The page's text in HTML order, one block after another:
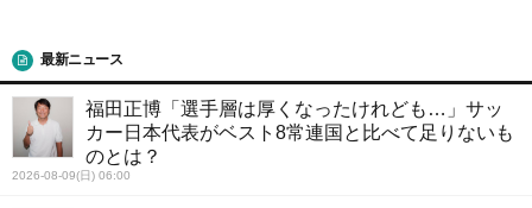
最新ニュース
福田正博「選手層は厚くなったけれども…」サッ
カー日本代表がベスト8常連国と比べて足りないも
のとは？
2026-08-09(日) 06:00